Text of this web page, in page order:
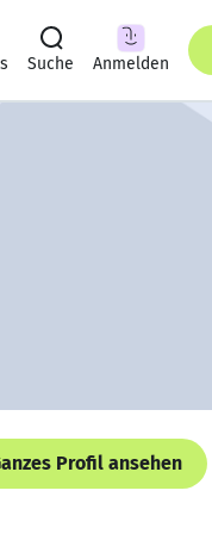
Suche Anmelden
Profil ansehen